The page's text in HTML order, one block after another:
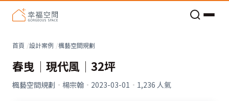
首頁 設計案例 楓藝空間規劃
春曳│現代風│32坪
楓藝空間規劃 · 楊宗翰 · 2023-03-01 · 1,236 人氣